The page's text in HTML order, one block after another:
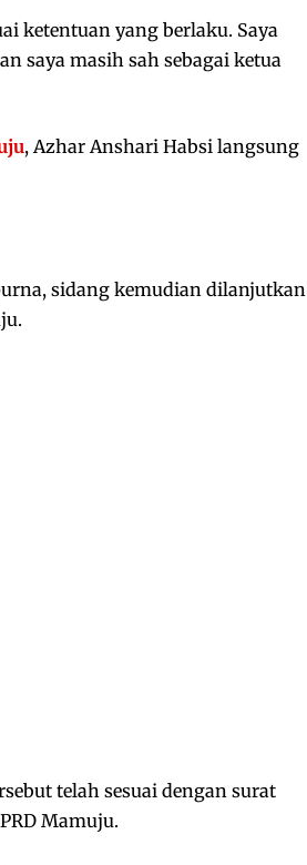
ketentuan yang berlaku. Saya
saya masih sah sebagai ketua
, Azhar Anshari Habsi langsung
sidang kemudian dilanjutkan
telah sesuai dengan surat
Mamuju.